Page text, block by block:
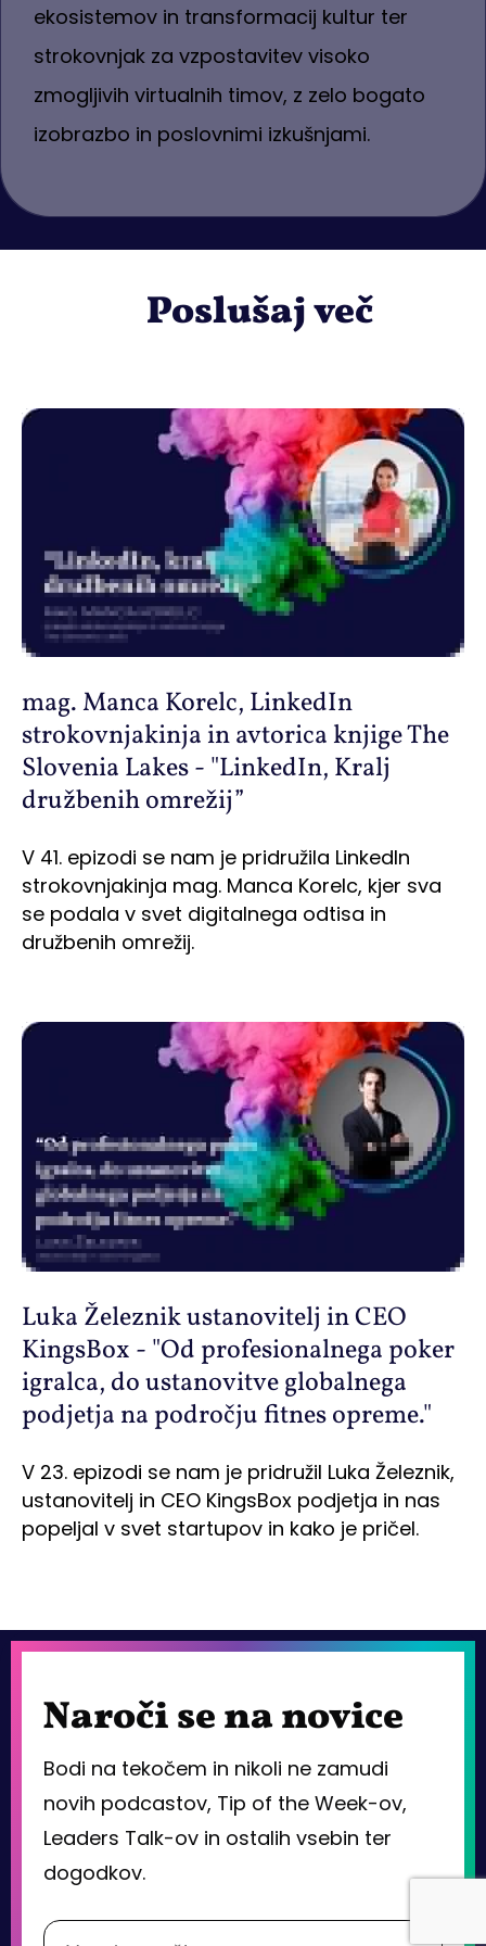
ekosistemov in transformacij kultur ter
strokovnjak za vzpostavitev visoko
zmogljivih virtualnih timov, z zelo bogato
izobrazbo in poslovnimi izkušnjami.
Poslušaj več
mag. Manca Korelc, LinkedIn
strokovnjakinja in avtorica knjige The
Slovenia Lakes - "LinkedIn, Kralj
družbenih omrežij”
V 41. epizodi se nam je pridružila LinkedIn
strokovnjakinja mag. Manca Korelc, kjer sva
se podala v svet digitalnega odtisa in
družbenih omrežij.
Luka Železnik ustanovitelj in CEO
KingsBox - "Od profesionalnega poker
igralca, do ustanovitve globalnega
podjetja na področju fitnes opreme."
V 23. epizodi se nam je pridružil Luka Železnik,
ustanovitelj in CEO KingsBox podjetja in nas
popeljal v svet startupov in kako je pričel.
Naroči se na novice
Bodi na tekočem in nikoli ne zamudi
novih podcastov, Tip of the Week-ov,
Leaders Talk-ov in ostalih vsebin ter
dogodkov.